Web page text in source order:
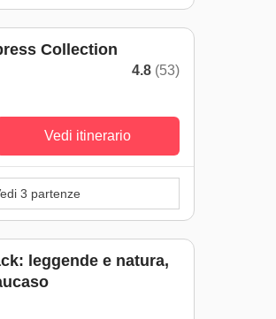
Collection
4.8 (53)
Vedi itinerario
3 partenze
leggende e natura,